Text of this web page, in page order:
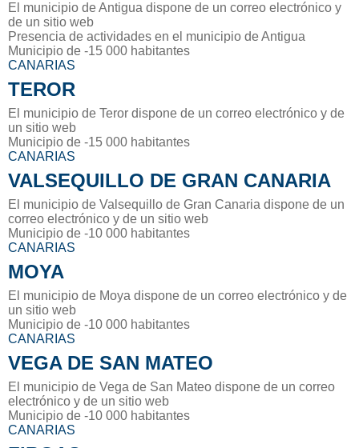
El municipio de Antigua dispone de un correo electrónico y
de un sitio web
Presencia de actividades en el municipio de Antigua
Municipio de -15 000 habitantes
CANARIAS
TEROR
El municipio de Teror dispone de un correo electrónico y de
un sitio web
Municipio de -15 000 habitantes
CANARIAS
VALSEQUILLO DE GRAN CANARIA
El municipio de Valsequillo de Gran Canaria dispone de un
correo electrónico y de un sitio web
Municipio de -10 000 habitantes
CANARIAS
MOYA
El municipio de Moya dispone de un correo electrónico y de
un sitio web
Municipio de -10 000 habitantes
CANARIAS
VEGA DE SAN MATEO
El municipio de Vega de San Mateo dispone de un correo
electrónico y de un sitio web
Municipio de -10 000 habitantes
CANARIAS